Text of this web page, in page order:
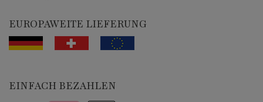
EUROPAWEITE LIEFERUNG
EINFACH BEZAHLEN